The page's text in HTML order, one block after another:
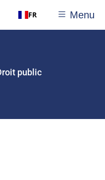
Menu
FR
public